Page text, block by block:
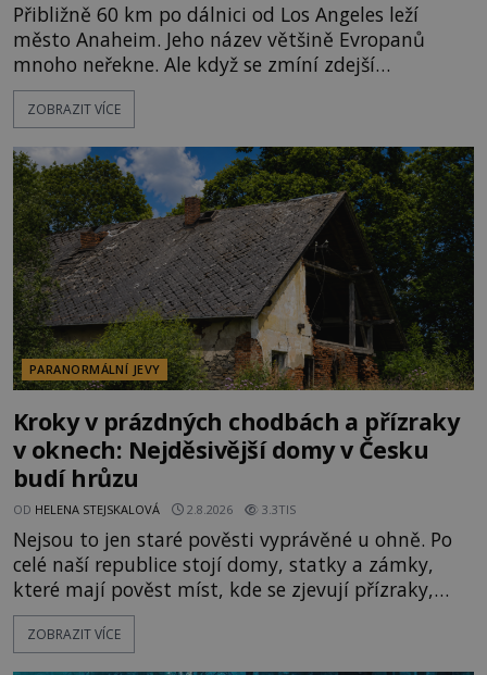
Přibližně 60 km po dálnici od Los Angeles leží
město Anaheim. Jeho název většině Evropanů
mnoho neřekne. Ale když se zmíní zdejší
Disneyland, je hned jasno. Zábavní park vyroste na
poklidném místě bývalého sadu pomerančovníků.
kolem 17 000 000 zábavychtivých lidí ročně. A ač je
velká snaha to utajit, někteří z
ZOBRAZIT VÍCE
PARANORMÁLNÍ JEVY
Kroky v prázdných chodbách a přízraky
v oknech: Nejděsivější domy v Česku
budí hrůzu
OD HELENA STEJSKALOVÁ 2.8.2026 3.3TIS
Nejsou to jen staré pověsti vyprávěné u ohně. Po
celé naší republice stojí domy, statky a zámky,
které mají pověst míst, kde se zjevují přízraky,
ozývají nevysvětlitelné zvuky nebo se dějí podivné
jevy. Zatímco historici většinou hledají racionální
ZOBRAZIT VÍCE